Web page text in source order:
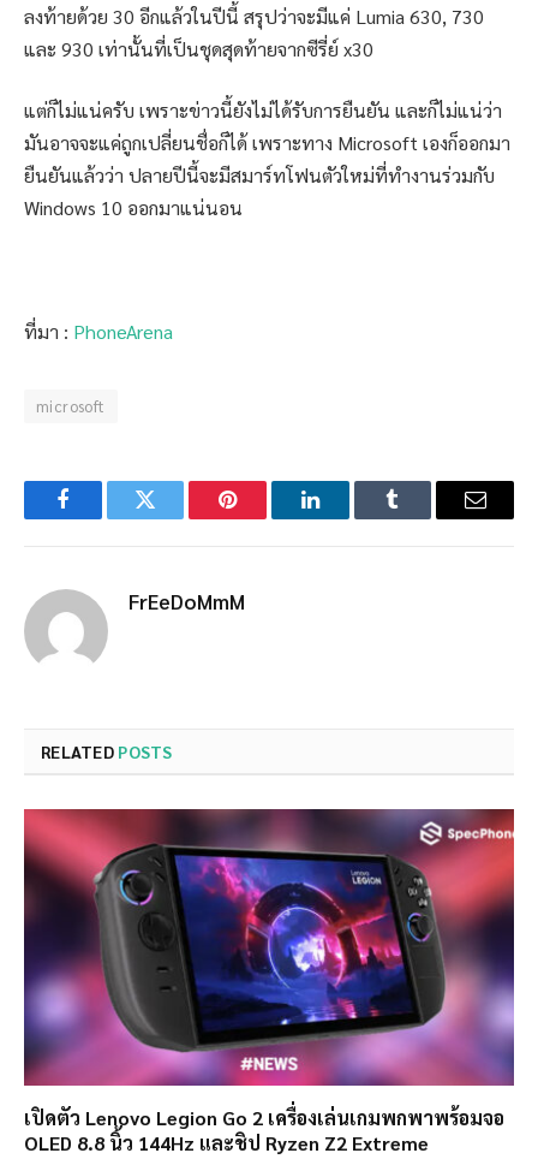
ลงท้ายด้วย 30 อีกแล้วในปีนี้ สรุปว่าจะมีแค่ Lumia 630, 730
และ 930 เท่านั้นที่เป็นชุดสุดท้ายจากซีรี่ย์ x30
แต่ก็ไม่แน่ครับ เพราะข่าวนี้ยังไม่ได้รับการยืนยัน และก็ไม่แน่ว่า
มันอาจจะแค่ถูกเปลี่ยนชื่อก็ได้ เพราะทาง Microsoft เองก็ออกมา
ยืนยันแล้วว่า ปลายปีนี้จะมีสมาร์ทโฟนตัวใหม่ที่ทำงานร่วมกับ
Windows 10 ออกมาแน่นอน
ที่มา : PhoneArena
microsoft
FacebookTwitter Pinterest LinkedInTumblr Email
FrEeDoMmM
RELATED POSTS
เปิดตัว Lenovo Legion Go 2 เครื่องเล่นเกมพกพาพร้อมจอ
OLED 8.8 นิ้ว 144Hz และชิป Ryzen Z2 Extreme